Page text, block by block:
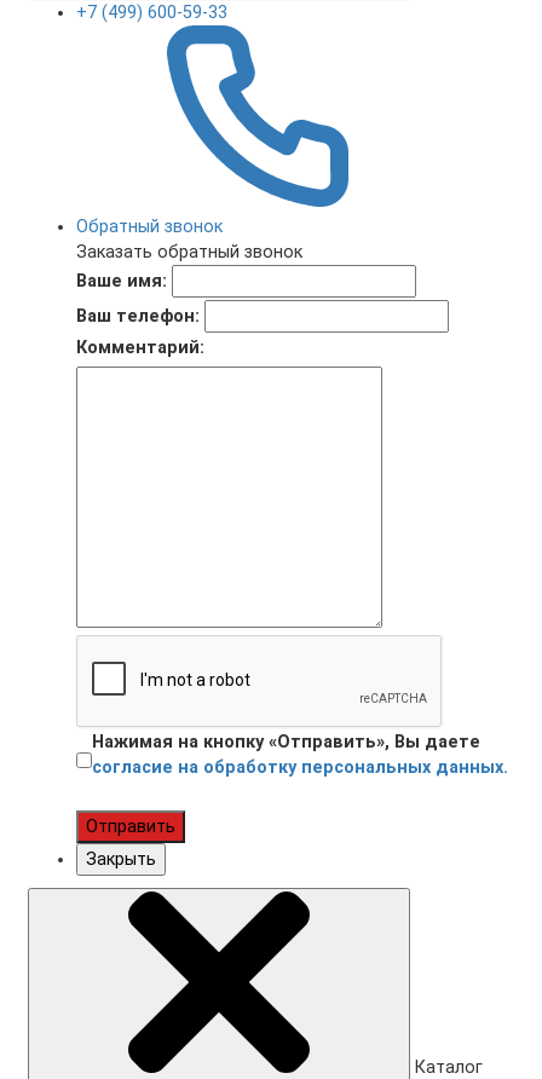
+7 (499) 600-59-33
Обратный звонок
Заказать обратный звонок
Ваше имя:
Ваш телефон:
Комментарий:
Нажимая на кнопку «Отправить», Вы даете
согласие на обработку персональных данных.
Отправить
Закрыть
Каталог